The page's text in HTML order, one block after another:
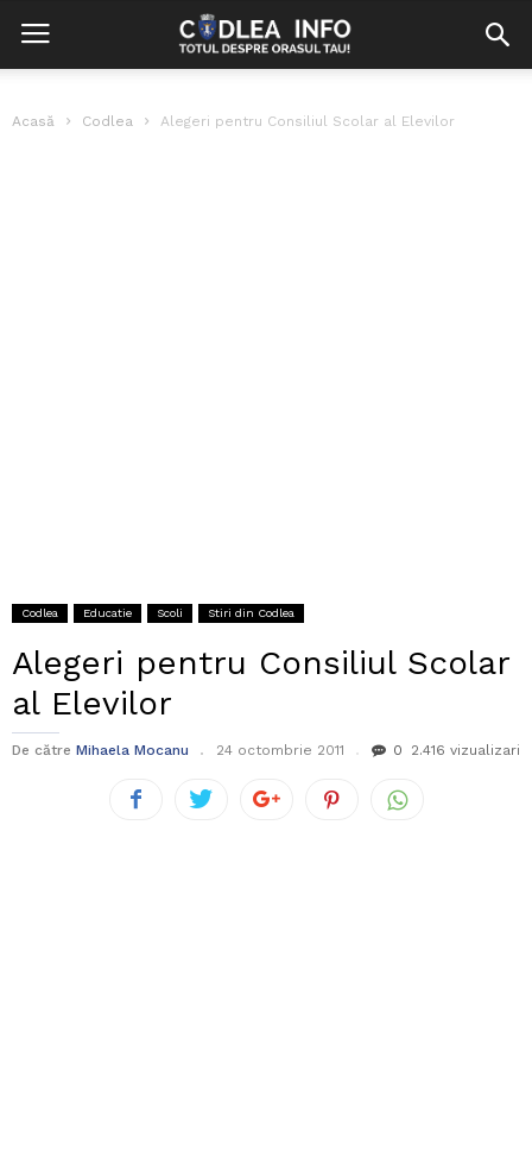
Acasă Codlea Alegeri pentru Consiliul Scolar al Elevilor
Codlea Educatie Scoli Stiri din Codlea
Alegeri pentru Consiliul Scolar
al Elevilor
De către Mihaela Mocanu 24 octombrie 2011 0 2.416 vizualizari